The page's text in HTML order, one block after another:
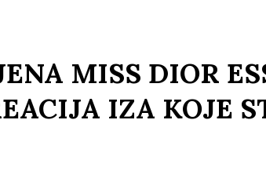
MISS DIOR
IZA KOJE